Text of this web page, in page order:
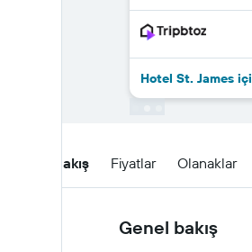
Hotel St. James
Genel Bakış Fiyatlar Olanaklar
Genel bakış